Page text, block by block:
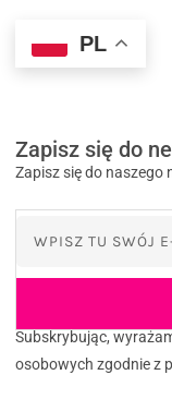
PL
Zapisz się do
Zapisz się do naszego
Subskrybując,
osobowych zgodnie z